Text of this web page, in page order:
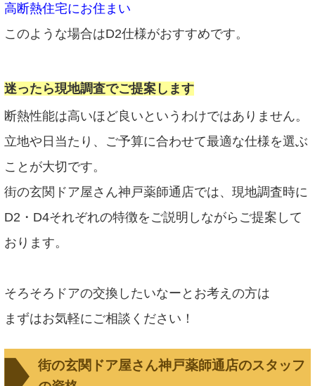
高断熱住宅にお住まい
このような場合はD2仕様がおすすめです。
迷ったら現地調査でご提案します
断熱性能は高いほど良いというわけではありません。
立地や日当たり、ご予算に合わせて最適な仕様を選ぶ
ことが大切です。
街の玄関ドア屋さん神戸薬師通店では、現地調査時に
D2・D4それぞれの特徴をご説明しながらご提案して
おります。
そろそろドアの交換したいなーとお考えの方は
まずはお気軽にご相談ください！
街の玄関ドア屋さん神戸薬師通店のスタッフ